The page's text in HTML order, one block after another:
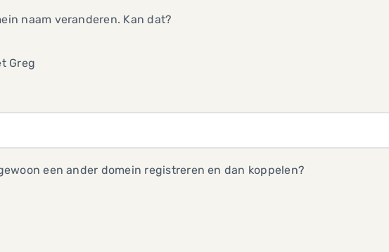
naam veranderen. Kan dat?
Greg
een ander domein registreren en dan koppelen?